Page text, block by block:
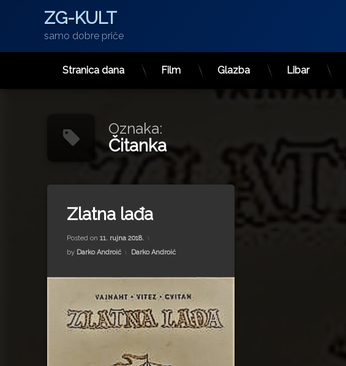
Preskoči
ZG-KULT
samo dobre priče
Stranica dana Film Glazba Libar
Oznaka:
Čitanka
Zlatna lađa
Posted on 11. rujna 2018.
by Darko Androić Kategorije:
Darko Androić
Mile Budak
NDH
tableti